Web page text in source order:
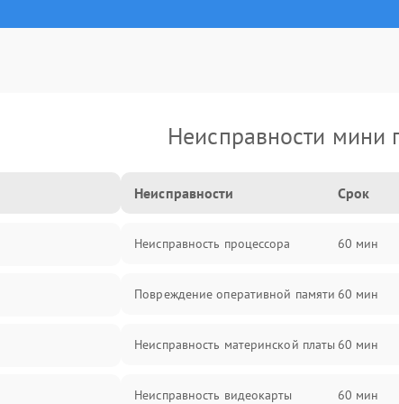
Неисправности мини
Неисправности Срок
Неисправность процессора 60 мин
Повреждение оперативной памяти 60 мин
Неисправность материнской платы 60 мин
Неисправность видеокарты 60 мин